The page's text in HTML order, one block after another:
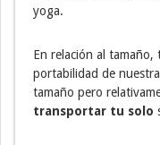
yoga.
En relación al
portabilidad de
tamaño pero
transportar tu solo